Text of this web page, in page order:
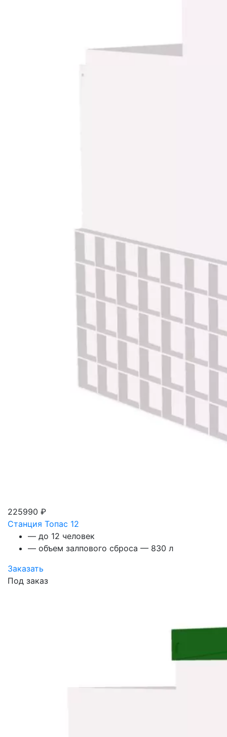
225990 ₽
Станция Топас 12
— до 12 человек
— объем залпового сброса — 830 л
Заказать
Под заказ